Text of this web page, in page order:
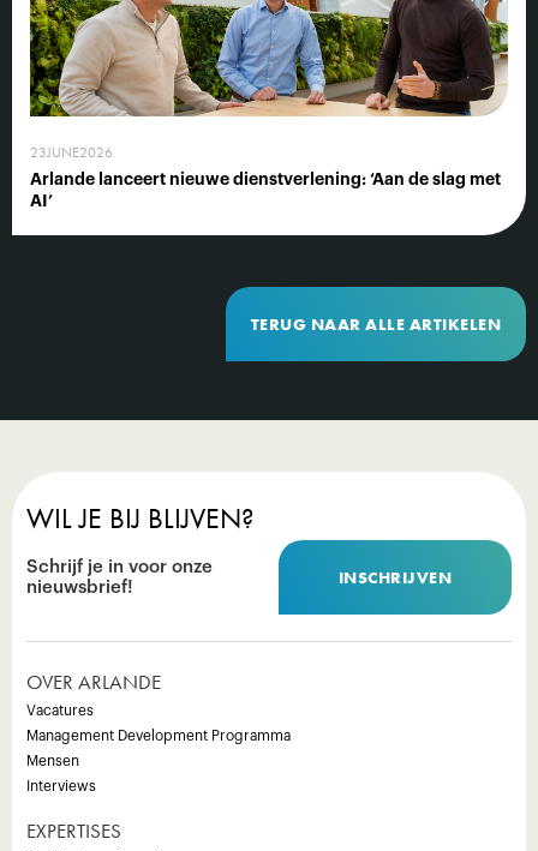
23JUNE2026
Arlande lanceert nieuwe dienstverlening: ‘Aan de slag met
AI’
TERUG NAAR ALLE ARTIKELEN
WIL JE BIJ BLIJVEN?
Schrijf je in voor onze
nieuwsbrief!
INSCHRIJVEN
OVER ARLANDE
Vacatures
Management Development Programma
Mensen
Interviews
EXPERTISES